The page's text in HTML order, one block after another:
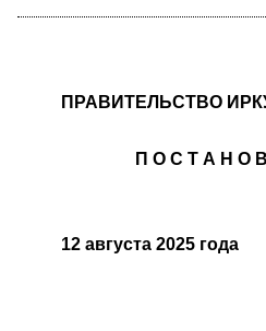
ПРАВИТЕЛЬСТВО
П О С Т А Н О
12 августа 2025
N